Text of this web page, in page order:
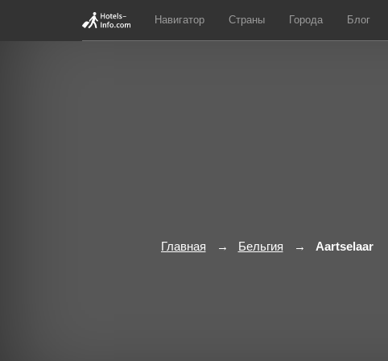
Навигатор Страны Города Блог
Главная Бельгия Aartselaar